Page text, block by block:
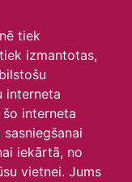
tiek
izmantotas,
interneta
interneta
iekārtā, no
vietnei. Jums